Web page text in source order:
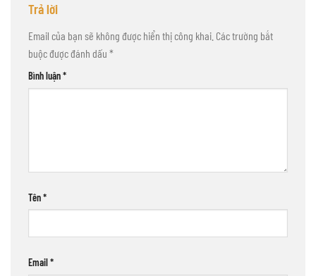
Trả lời
Email của bạn sẽ không được hiển thị công khai. Các trường bắt
buộc được đánh dấu *
Bình luận*
Tên*
Email*